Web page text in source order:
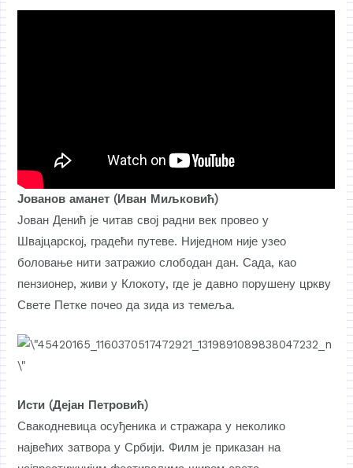
Јованов аманет (Иван Миљковић)
Јован Денић је читав свој радни век провео у
Швајцарској, градећи путеве. Ниједном није узео
боловање нити затражио слободан дан. Сада, као
пензионер, живи у Клокоту, где је давно порушену цркву
Свете Петке почео да зида из темеља.
Исти (Дејан Петровић)
Свакодневица осуђеника и стражара у неколико
највећих затвора у Србији. Филм је приказан на